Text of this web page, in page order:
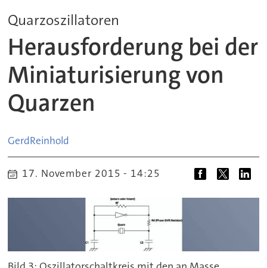
Quarzoszillatoren
Herausforderung bei der
Miniaturisierung von
Quarzen
GerdReinhold
17. November 2015 - 14:25